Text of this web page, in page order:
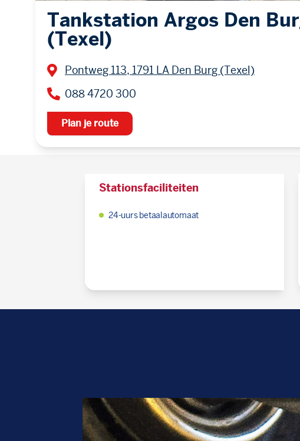
Tankstation Argos Den
(Texel)
Pontweg 113, 1791 LA Den Burg (Texel)
088 4720 300
Plan je route
Stationsfaciliteiten
24-uurs betaalautomaat